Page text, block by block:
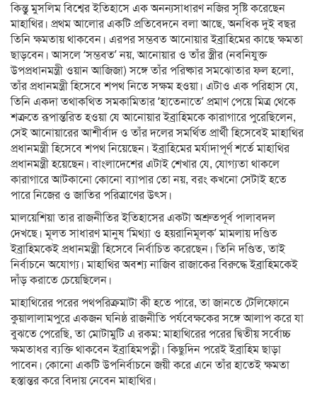
কিন্তু মুসলিম বিশ্বের ইতিহাসে এক অনন্যসাধারণ নজির সৃষ্টি করেছেন
মাহাথির। প্রথম আলোর একটি প্রতিবেদনে বলা আছে, অনধিক দুই বছর
তিনি ক্ষমতায় থাকবেন। এরপর সম্ভবত আনোয়ার ইব্রাহিমের কাছে ক্ষমতা
ছাড়বেন। আসলে ‘সম্ভবত’ নয়, আনোয়ার ও তাঁর স্ত্রীর (নবনিযুক্ত
উপপ্রধানমন্ত্রী ওয়ান আজিজা) সঙ্গে তাঁর পরিষ্কার সমঝোতার ফল হলো,
তাঁর প্রধানমন্ত্রী হিসেবে শপথ নিতে সক্ষম হওয়া। এটাও এক পরিহাস যে,
তিনি একদা তথাকথিত সমকামিতার ‘হাতেনাতে’ প্রমাণ পেয়ে মিত্র থেকে
শত্রুতে রূপান্তরিত হওয়া যে আনোয়ার ইব্রাহিমকে কারাগারে পুরেছিলেন,
সেই আনোয়ারের আশীর্বাদ ও তাঁর দলের সমর্থিত প্রার্থী হিসেবেই মাহাথির
প্রধানমন্ত্রী হিসেবে শপথ নিয়েছেন। ইব্রাহিমের মর্যাদাপূর্ণ শর্তে মাহাথির
প্রধানমন্ত্রী হয়েছেন। বাংলাদেশের এটাই শেখার যে, যোগ্যতা থাকলে
কারাগারে আটকানো কোনো ব্যাপার তো নয়, বরং কখনো সেটাই হতে
পারে নিজের ও জাতির পরিত্রাণের উৎস।
মালয়েশিয়া তার রাজনীতির ইতিহাসের একটা অশ্রুতপূর্ব পালাবদল
দেখছে। মূলত সাধারণ মানুষ ‘মিথ্যা ও হয়রানিমূলক’ মামলায় দণ্ডিত
ইব্রাহিমকেই প্রধানমন্ত্রী হিসেবে নির্বাচিত করেছেন। তিনি দণ্ডিত, তাই
নির্বাচনে অযোগ্য। মাহাথির অবশ্য নাজিব রাজাকের বিরুদ্ধে ইব্রাহিমকেই
দাঁড় করাতে চেয়েছিলেন।
মাহাথিরের পরের পথপরিক্রমাটা কী হতে পারে, তা জানতে টেলিফোনে
কুয়ালালামপুরে একজন ঘনিষ্ঠ রাজনীতি পর্যবেক্ষকের সঙ্গে আলাপ করে যা
বুঝতে পেরেছি, তা মোটামুটি এ রকম: মাহাথিরের পরের দ্বিতীয় সর্বোচ্চ
ক্ষমতাধর ব্যক্তি থাকবেন ইব্রাহিমপত্নী। কিছুদিন পরেই ইব্রাহিম ছাড়া
পাবেন। কোনো একটি উপনির্বাচনে জয়ী করে এনে তাঁর হাতেই ক্ষমতা
হস্তান্তর করে বিদায় নেবেন মাহাথির।